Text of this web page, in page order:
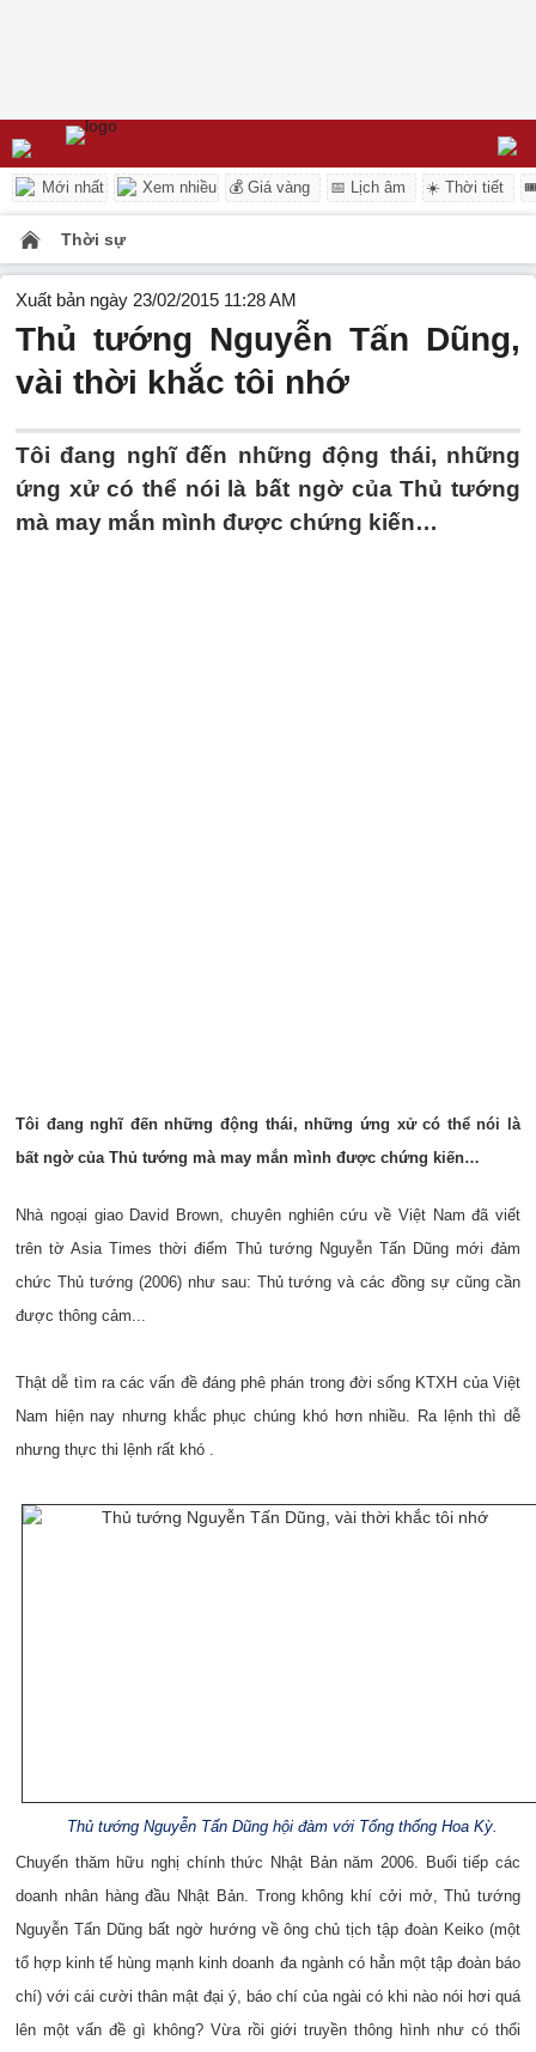
Mới nhất Xem nhiều 💰 Giá vàng 📅 Lịch âm ☀️ Thời tiết
Thời sự
Xuất bản ngày 23/02/2015 11:28 AM
Thủ tướng Nguyễn Tấn Dũng,
vài thời khắc tôi nhớ
Tôi đang nghĩ đến những động thái, những
ứng xử có thể nói là bất ngờ của Thủ tướng
mà may mắn mình được chứng kiến…
Tôi đang nghĩ đến những động thái, những ứng xử có thể nói là
bất ngờ của Thủ tướng mà may mắn mình được chứng kiến…
Nhà ngoại giao David Brown, chuyên nghiên cứu về Việt Nam đã viết
trên tờ Asia Times thời điểm Thủ tướng Nguyễn Tấn Dũng mới đảm
chức Thủ tướng (2006) như sau: Thủ tướng và các đồng sự cũng cần
được thông cảm...
Thật dễ tìm ra các vấn đề đáng phê phán trong đời sống KTXH của Việt
Nam hiện nay nhưng khắc phục chúng khó hơn nhiều. Ra lệnh thì dễ
nhưng thực thi lệnh rất khó .
Thủ tướng Nguyễn Tấn Dũng hội đàm với Tổng thống Hoa Kỳ.
Chuyến thăm hữu nghị chính thức Nhật Bản năm 2006. Buổi tiếp các
doanh nhân hàng đầu Nhật Bản. Trong không khí cởi mở, Thủ tướng
Nguyễn Tấn Dũng bất ngờ hư­ớng về ông chủ tịch tập đoàn Keiko (một
tổ hợp kinh tế hùng mạnh kinh doanh đa ngành có hẳn một tập đoàn báo
chí) với cái cư­ời thân mật đại ý, báo chí của ngài có khi nào nói hơi quá
lên một vấn đề gì không? Vừa rồi giới truyền thông hình như­ có thổi